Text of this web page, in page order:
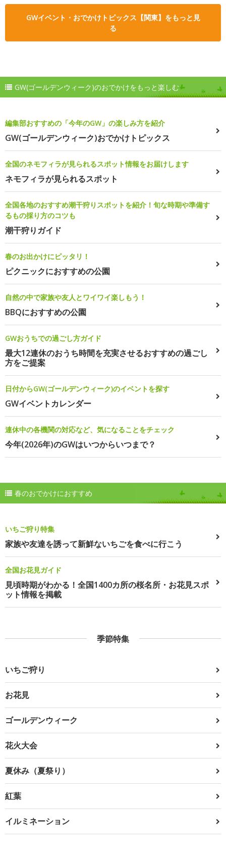
GWイベント・おでかけトピックス【関東】をもっと見
る
GW(ゴールデンウィーク)のおでかけをもっと楽しむ
編集部おすすめの「今年のGW」の楽しみ方を紹介
GW(ゴールデンウィーク)おでかけトピックス
全国のネモフィラが見られるスポット情報をお届けします
ネモフィラが見られるスポット
全国各地のおすすめ潮干狩りスポットを紹介！旬な時期や準備す
るもの採り方のコツも
潮干狩りガイド
春のお出かけにピッタリ！
ピクニックにおすすめの公園
自然の中で家族や友人とワイワイ楽しもう！
BBQにおすすめの公園
GWおうちでの過ごし方ガイド
最大12連休のおうち時間を充実させるおすすめの過ごし
方をご提案
日付からGW(ゴールデンウィーク)のイベントを探す
GWイベントカレンダー
連休中の各機関の対応など、気になることをチェック
今年(2026年)のGWはいつからいつまで？
春のおでかけにおすすめ
いちご狩り特集
家族や友達を誘って新鮮ないちごを食べに行こう
全国お花見ガイド
見頃時期がわかる！全国1400カ所の桜名所・お花見スポ
ット情報を掲載
季節特集
いちご狩り
お花見
ゴールデンウィーク
花火大会
夏休み（夏祭り）
紅葉
イルミネーション